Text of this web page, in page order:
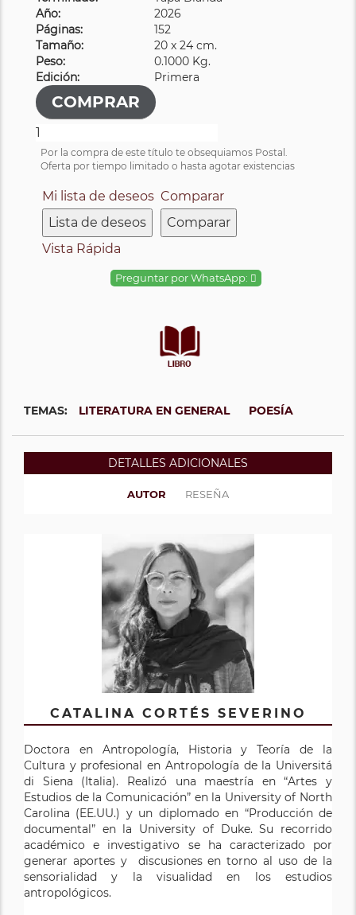
Año:
2026
Páginas:
152
Tamaño:
20 x 24 cm.
Peso:
0.1000 Kg.
Edición:
Primera
Por la compra de este título te obsequiamos Postal.
Oferta por tiempo limitado o hasta agotar existencias
Mi lista de deseos
Lista de deseos
Comparar
Comparar
Vista Rápida
Preguntar por WhatsApp:
TEMAS: LITERATURA EN GENERAL POESÍA
DETALLES ADICIONALES
AUTOR RESEÑA
CATALINA CORTÉS SEVERINO
Doctora en Antropología, Historia y Teoría de la
Cultura y profesional en Antropología de la Universitá
di Siena (Italia). Realizó una maestría en “Artes y
Estudios de la Comunicación” en la University of North
Carolina (EE.UU.) y un diplomado en “Producción de
documental” en la University of Duke. Su recorrido
académico e investigativo se ha caracterizado por
generar aportes y discusiones en torno al uso de la
sensorialidad y la visualidad en los estudios
antropológicos.